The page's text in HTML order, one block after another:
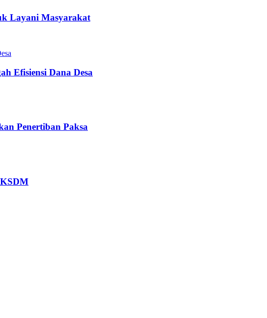
Layani Masyarakat
Efisiensi Dana Desa
Penertiban Paksa